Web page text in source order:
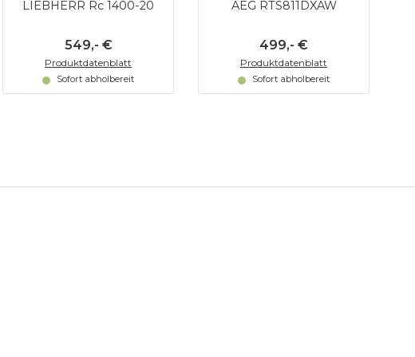
LIEBHERR Rc 1400-20
549,- €
Produktdatenblatt
Sofort abholbereit
AEG RTS811DXAW
499,- €
Produktdatenblatt
Sofort abholbereit